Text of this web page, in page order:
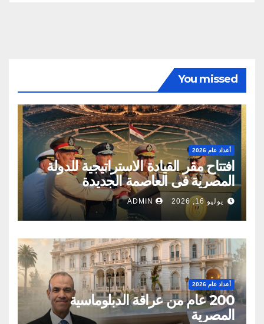
You missed
أعداد عام 2026
‬المصرية‭ ‬فى‭ ‬العاصمة‭ ‬الجديدة
يوليو 16, 2026 ADMIN
أعداد عام 2026
200 عام من عراقة الدبلوماسية
المصرية